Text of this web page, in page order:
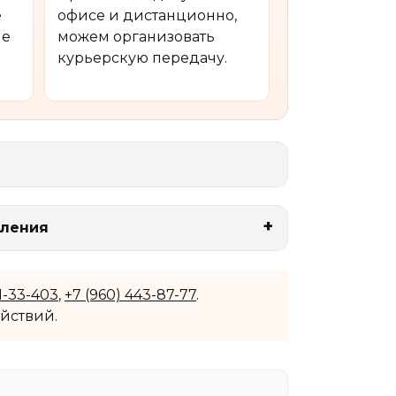
офисе и дистанционно,
можем организовать
курьерскую передачу.
33-403, +7 (960) 443-87-77.